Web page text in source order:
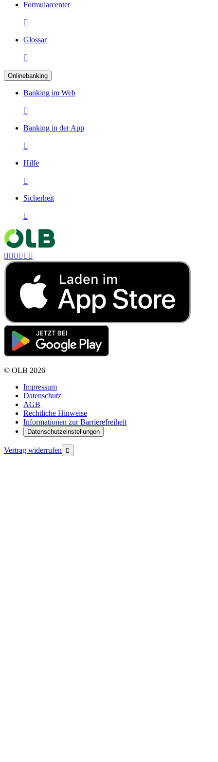
Formularcenter

Glossar

Onlinebanking
Banking im Web

Banking in der App

Hilfe

Sicherheit

     
© OLB 2026
Impressum
Datenschutz
AGB
Rechtliche Hinweise
Informationen zur Barrierefreiheit
Datenschutzeinstellungen
Vertrag widerrufen 